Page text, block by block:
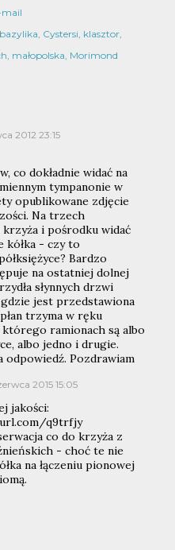
mail
bazylika Cystersi klasztor
małopolska Morimond
2012 23:15
co dokładnie widać na
tympanonie w
opublikowane zdjęcie
Na trzech
i pośrodku widać
kółka - czy to
Bardzo
na ostatniej dolnej
słynnych drzwi
jest przedstawiona
trzyma w ręku
ramionach są albo
albo jedno i drugie.
odpowiedź. Pozdrawiam
2015 15:05
jakości:
q9trfjy
co do krzyża z
- choć te nie
na łączeniu pionowej